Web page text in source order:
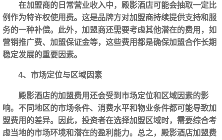
在加盟商的日常营业收入中，殿影酒店可能会抽取一定比
例作为特许权使用费。这是品牌方对加盟商持续提供支持和服
务的一种补偿。此外，加盟商还需要考虑其他潜在的费用，如
营销推广费、加盟保证金等，这些费用都是确保加盟合作长期
稳定发展的重要因素。
4、市场定位与区域因素
殿影酒店的加盟费用还会受到市场定位和区域因素的影
响。不同地区的市场条件、消费水平和物业条件都可能导致加
盟费用的差异。因此，投资者在选择加盟区域时，需要综合考
虑当地的市场环境和潜在的盈利能力。总之，殿影酒店加盟费